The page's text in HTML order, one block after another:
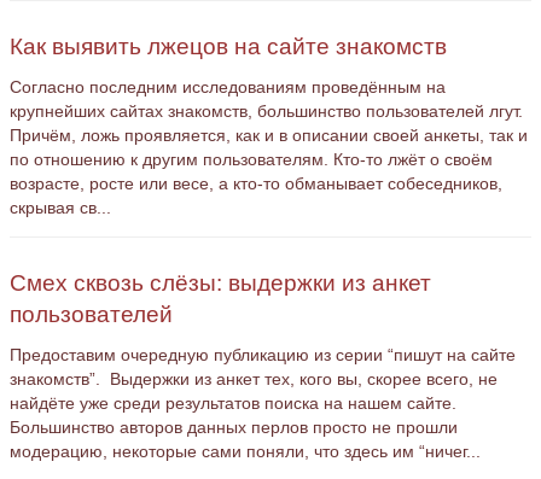
Как выявить лжецов на сайте знакомств
Согласно последним исследованиям проведённым на
крупнейших сайтах знакомств, большинство пользователей лгут.
Причём, ложь проявляется, как и в описании своей анкеты, так и
по отношению к другим пользователям. Кто-то лжёт о своём
возрасте, росте или весе, а кто-то обманывает собеседников,
скрывая св...
Смех сквозь слёзы: выдержки из анкет
пользователей
Предоставим очередную публикацию из серии “пишут на сайте
знакомств”. Выдержки из анкет тех, кого вы, скорее всего, не
найдёте уже среди результатов поиска на нашем сайте.
Большинство авторов данных перлов просто не прошли
модерацию, некоторые сами поняли, что здесь им “ничег...